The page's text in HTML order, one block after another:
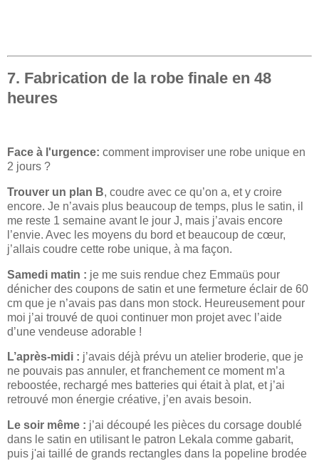
7. Fabrication de la robe finale en 48
heures
Face à l'urgence: comment improviser une robe unique en
2 jours ?
Trouver un plan B, coudre avec ce qu’on a, et y croire
encore. Je n’avais plus beaucoup de temps, plus le satin, il
me reste 1 semaine avant le jour J, mais j’avais encore
l’envie. Avec les moyens du bord et beaucoup de cœur,
j’allais coudre cette robe unique, à ma façon.
Samedi matin : je me suis rendue chez Emmaüs pour
dénicher des coupons de satin et une fermeture éclair de 60
cm que je n’avais pas dans mon stock. Heureusement pour
moi j’ai trouvé de quoi continuer mon projet avec l’aide
d’une vendeuse adorable !
L’après-midi : j’avais déjà prévu un atelier broderie, que je
ne pouvais pas annuler, et franchement ce moment m’a
reboostée, rechargé mes batteries qui était à plat, et j’ai
retrouvé mon énergie créative, j’en avais besoin.
Le soir même : j’ai découpé les pièces du corsage doublé
dans le satin en utilisant le patron Lekala comme gabarit,
puis j'ai taillé de grands rectangles dans la popeline brodée